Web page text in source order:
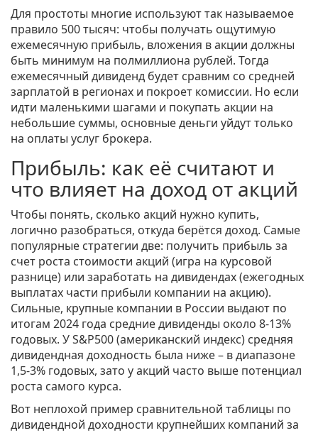
Для простоты многие используют так называемое
правило 500 тысяч: чтобы получать ощутимую
ежемесячную прибыль, вложения в акции должны
быть минимум на полмиллиона рублей. Тогда
ежемесячный дивиденд будет сравним со средней
зарплатой в регионах и покроет комиссии. Но если
идти маленькими шагами и покупать акции на
небольшие суммы, основные деньги уйдут только
на оплаты услуг брокера.
Прибыль: как её считают и
что влияет на доход от акций
Чтобы понять, сколько акций нужно купить,
логично разобраться, откуда берётся доход. Самые
популярные стратегии две: получить прибыль за
счет роста стоимости акций (игра на курсовой
разнице) или заработать на дивидендах (ежегодных
выплатах части прибыли компании на акцию).
Сильные, крупные компании в России выдают по
итогам 2024 года средние дивиденды около 8-13%
годовых. У S&P500 (американский индекс) средняя
дивидендная доходность была ниже – в диапазоне
1,5-3% годовых, зато у акций часто выше потенциал
роста самого курса.
Вот неплохой пример сравнительной таблицы по
дивидендной доходности крупнейших компаний за